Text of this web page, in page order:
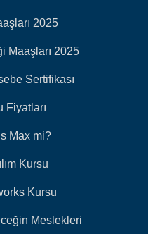
2025
Maaşları 2025
Sertifikası
Fiyatları
Max mi?
Kursu
Kursu
Meslekleri